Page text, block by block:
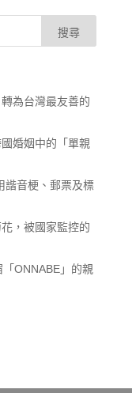
為台灣最友善的
婚姻中的「單親
諧音梗、郵票及標
，被國家監控的
ONNABE」的親